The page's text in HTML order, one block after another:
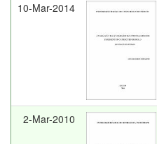
10-Mar-2014
2-Mar-2010